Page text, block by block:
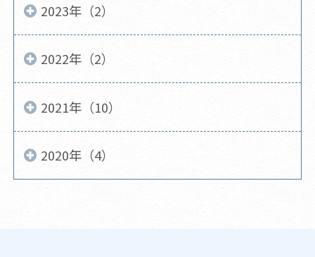
2023年（2）
2022年（2）
2021年（10）
2020年（4）